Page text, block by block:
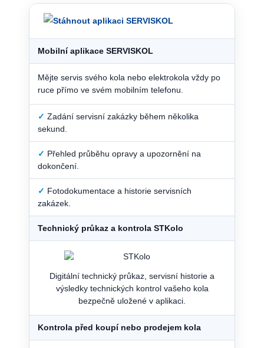
Mobilní aplikace SERVISKOL
Mějte servis svého kola nebo elektrokola vždy po
ruce přímo ve svém mobilním telefonu.
✓ Zadání servisní zakázky během několika
sekund.
✓ Přehled průběhu opravy a upozornění na
dokončení.
✓ Fotodokumentace a historie servisních
zakázek.
Technický průkaz a kontrola STKolo
Digitální technický průkaz, servisní historie a
výsledky technických kontrol vašeho kola
bezpečně uložené v aplikaci.
Kontrola před koupí nebo prodejem kola